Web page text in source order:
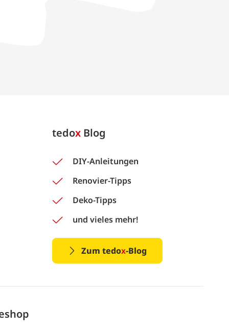
tedox Blog
DIY-Anleitungen
Renovier-Tipps
Deko-Tipps
und vieles mehr!
Zum tedox-Blog